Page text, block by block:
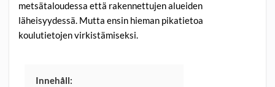
metsätaloudessa että rakennettujen alueiden
läheisyydessä. Mutta ensin hieman pikatietoa
koulutietojen virkistämiseksi.
Innehåll: